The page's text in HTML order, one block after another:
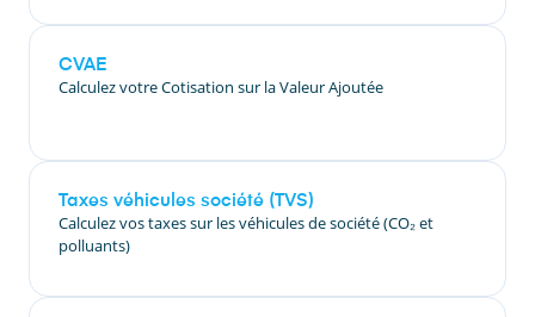
CVAE
Calculez votre Cotisation sur la Valeur Ajoutée
Taxes véhicules société (TVS)
Calculez vos taxes sur les véhicules de société (CO₂ et
polluants)